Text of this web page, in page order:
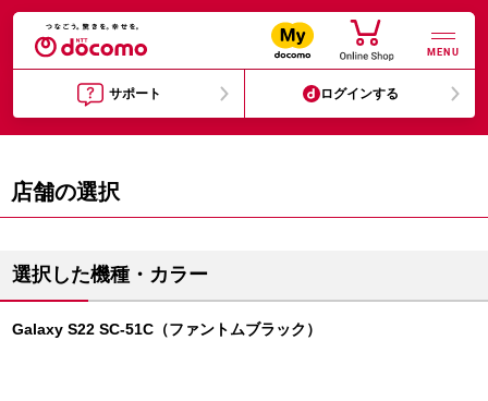
MENU
サポート ログインする
店舗の選択
選択した機種・カラー
Galaxy S22 SC-51C（ファントムブラック）